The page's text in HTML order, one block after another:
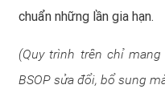
chuẩn những lần gia hạn.
(Quy trình trên chỉ
BSOP sửa đổi, bổ sung